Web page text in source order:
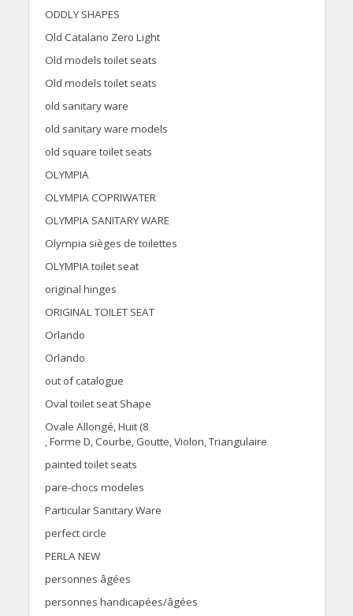
ODDLY SHAPES
Old Catalano Zero Light
Old models toilet seats
Old models toilet seats
old sanitary ware
old sanitary ware models
old square toilet seats
OLYMPIA
OLYMPIA COPRIWATER
OLYMPIA SANITARY WARE
Olympia sièges de toilettes
OLYMPIA toilet seat
original hinges
ORIGINAL TOILET SEAT
Orlando
Orlando
out of catalogue
Oval toilet seat Shape
Ovale Allongé, Huit (8
, Forme D, Courbe, Goutte, Violon, Triangulaire
painted toilet seats
pare-chocs modeles
Particular Sanitary Ware
perfect circle
PERLA NEW
personnes âgées
personnes handicapées/âgées